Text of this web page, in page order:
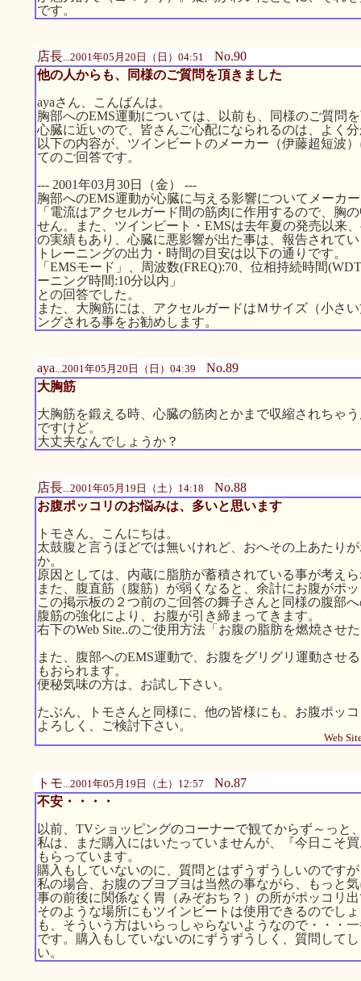
です。
店長...2001年05月20日（日）04:51 No.90
他の人からも、同様のご質問を頂きました
ayaさん、こんばんは。
胸部へのEMS運動については、以前も、同様のご質問
心臓に近いので、皆さんご心配になられるのは、よく
以下の内容が、ツインビートのメーカー（伊藤超短波
てのご回答です。
--- 2001年03月30日（金） ---
胸部へのEMS運動が心臓に与える影響についてメーカ
「電流はアクセルガード間の筋肉に作用するので、胸
せん。また、ツインビート・EMSは去年夏の発売以来
の実績もあり、心臓に悪影響が出た事は、報告されて
トレーニングの出力・時間の目安は以下の通りです。
「EMSモード」、周波数(FREQ):70、位相持続時間
ーニング時間:10分以内」
との回答でした。
また、大胸筋には、アクセルガードはＭサイズ（小さ
ングされる事をお勧めします。
aya...2001年05月20日（日）04:39 No.89
大胸筋
大胸筋を鍛える時、心臓の筋肉とかまで収縮されちゃ
ですけど。
大丈夫なんでしょうか？
店長...2001年05月19日（土）14:18 No.88
お腹ポッコリのお悩みは、多いと思います
トモさん、こんにちは。
太鼓腹と言うほどでは無いけれど、おへその上あたり
か。
原因としては、内蔵に脂肪が蓄積されている事が考え
また、腹直筋（腹筋）が弱くなると、余計にお腹がポ
この掲示板の２つ前のご回答の舞子さんと同様の腹部
腹筋の強化により、お腹が引き締まってきます。
右下のWeb Site..のご使用方法「お腹の脂肪を燃焼させ
また、腹部へのEMS運動で、お腹をグリグリ運動させ
もおられます。
便秘気味の方は、お試し下さい。
たぶん、トモさんと同様に、他の皆様にも、お腹ポッ
よろしく、ご検討下さい。
Web
トモ...2001年05月19日（土）12:57 No.87
不安・・・・
以前、TVショッピングのコーナーで観てからず～っと
私は、まだ購入にはいたっていませんが、『今日こそ
もらっています。
購入もしていないのに、質問とはずうずうしいのです
私の場合、お腹のブヨブヨは当然の事ながら、もっと
事の前後に関係なく胃（みぞおち？）の所がポッコリ
そのような場所にもツインビートは使用できるのでし
も、そういう方はいらっしゃらないようなので・・・
です。購入もしていないのにずうずうしく、質問して
い。